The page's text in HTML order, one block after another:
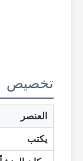
تخصيص
العنصر
يكتب